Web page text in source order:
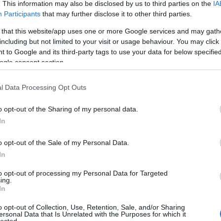
This information may also be disclosed by us to third parties on the
Participants that may further disclose it to other third parties.
that this website/app uses one or more Google services and may
but not limited to your visit or usage behaviour. You may
to Google and its third-party tags to use your data for below
consent section.
Data Processing Opt Outs
opt-out of the Sharing of my personal data.
opt-out of the Sale of my Personal Data.
opt-out of processing my Personal Data for Targeted
opt-out of Collection, Use, Retention, Sale, and/or Sharing
Data that Is Unrelated with the Purposes for which it
elutasítják a nőket,
fogalmát!"
a szájára
a kemény zenében, az amerikai srácok és skót
Shirley Manson 1994 óta zúznak
kicsit az énekesnővel, hogy beszélgessenek a
és a hölgyek szerepének változásáról a